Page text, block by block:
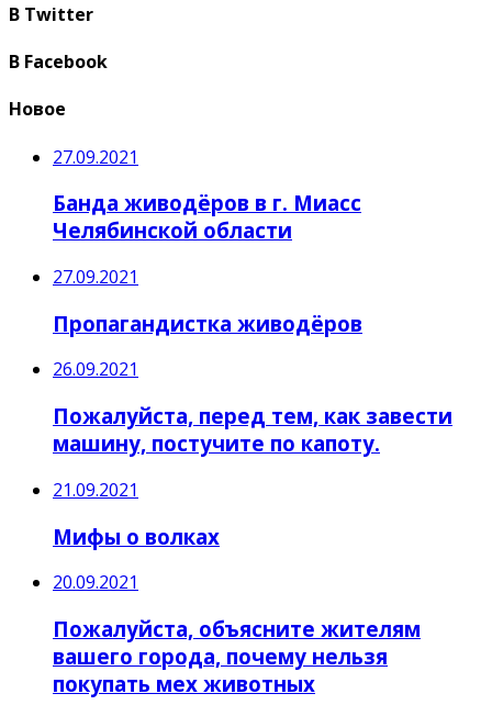
В Twitter
В Facebook
Новое
27.09.2021
Банда живодёров в г. Миасс
Челябинской области
27.09.2021
Пропагандистка живодёров
26.09.2021
Пожалуйста, перед тем, как завести
машину, постучите по капоту.
21.09.2021
Мифы о волках
20.09.2021
Пожалуйста, объясните жителям
вашего города, почему нельзя
покупать мех животных